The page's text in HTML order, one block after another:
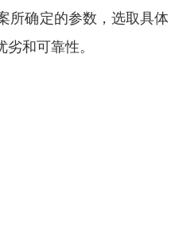
所确定的参数，选取具体
和可靠性。